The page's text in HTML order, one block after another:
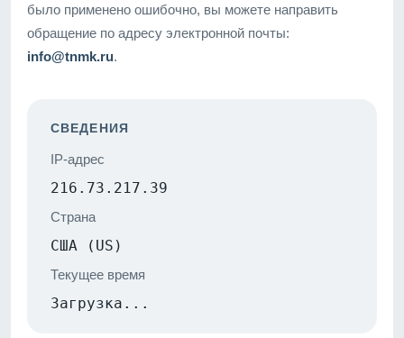
было применено ошибочно, вы можете направить
обращение по адресу электронной почты:
info@tnmk.ru.
СВЕДЕНИЯ
IP-адрес
216.73.217.39
Страна
США (US)
Текущее время
Загрузка...